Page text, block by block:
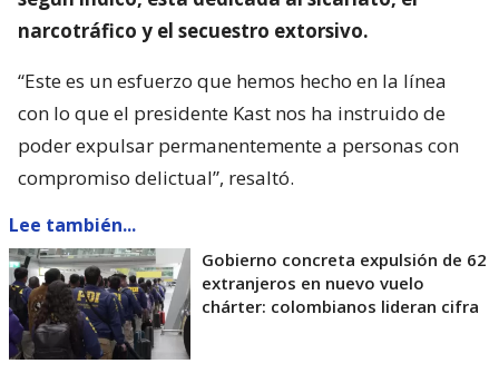
narcotráfico y el secuestro extorsivo.
“Este es un esfuerzo que hemos hecho en la línea
con lo que el presidente Kast nos ha instruido de
poder expulsar permanentemente a personas con
compromiso delictual”, resaltó.
Lee también...
Gobierno concreta expulsión de 62
extranjeros en nuevo vuelo
chárter: colombianos lideran cifra